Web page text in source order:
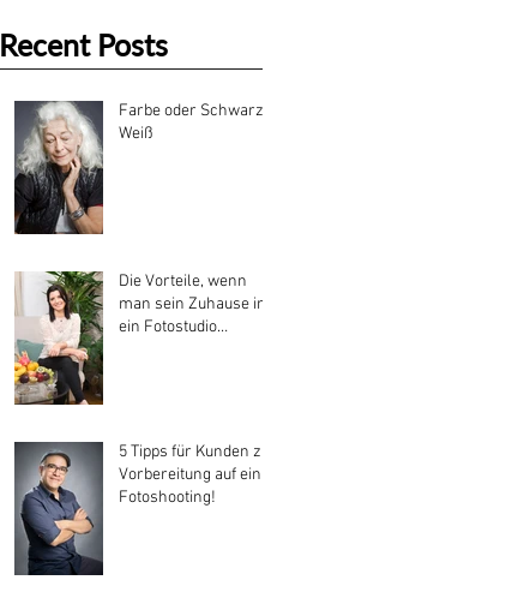
Recent Posts
Farbe oder Schwarz-
Weiß
Die Vorteile, wenn
man sein Zuhause in
ein Fotostudio
5 Tipps für Kunden zur
Vorbereitung auf ein
Fotoshooting!